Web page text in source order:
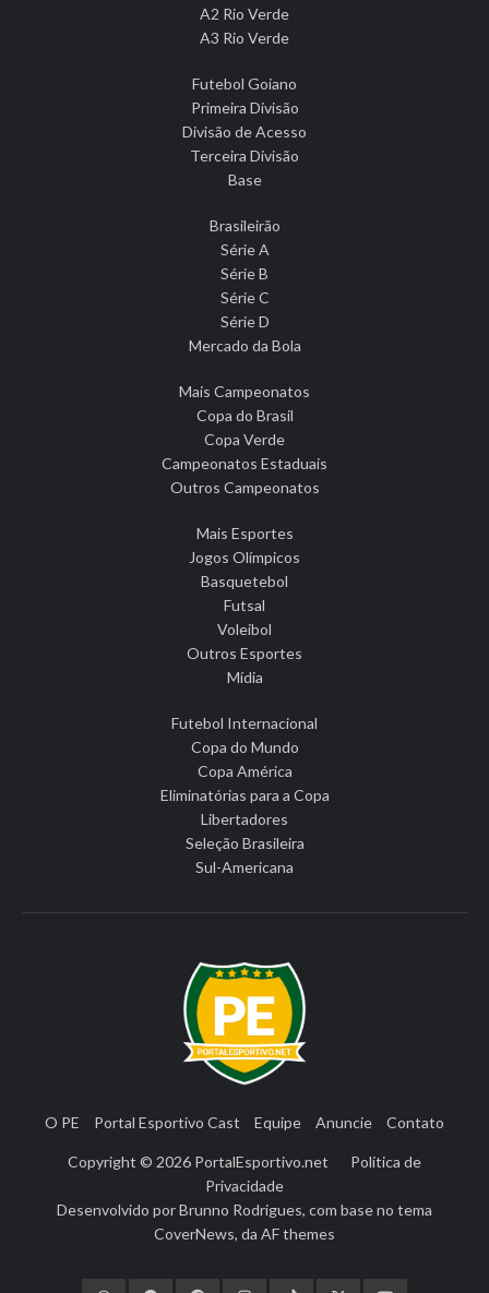
A2 Rio Verde
A3 Rio Verde
Futebol Goiano
Primeira Divisão
Divisão de Acesso
Terceira Divisão
Base
Brasileirão
Série A
Série B
Série C
Série D
Mercado da Bola
Mais Campeonatos
Copa do Brasil
Copa Verde
Campeonatos Estaduais
Outros Campeonatos
Mais Esportes
Jogos Olímpicos
Basquetebol
Futsal
Voleibol
Outros Esportes
Mídia
Futebol Internacional
Copa do Mundo
Copa América
Eliminatórias para a Copa
Libertadores
Seleção Brasileira
Sul-Americana
O PE Portal Esportivo Cast Equipe Anuncie Contato
Copyright © 2026 PortalEsportivo.net
Política de
Privacidade
Desenvolvido porBrunno Rodrigues, com base no tema
CoverNews, da AF themes